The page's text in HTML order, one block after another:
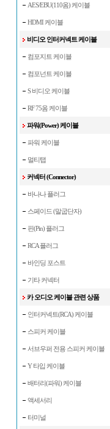
AES/EBU(110옴) 케이블
HDMI 케이블
비디오 인터커넥트 케이블
컴포지트 케이블
컴포넌트 케이블
S 비디오 케이블
RF 75옴 케이블
파워(Power) 케이블
파워 케이블
멀티탭
커넥터 (Connector)
바나나 플러그
스페이드 (말굽단자)
핀(Pin) 플러그
RCA 플러그
바인딩 포스트
기타 커넥터
카 오디오 케이블 관련 상품
인터커넥트(RCA) 케이블
스피커 케이블
서브우퍼 전용 스피커 케이블
Y 타입 케이블
배터리(파워) 케이블
액세서리
터미널